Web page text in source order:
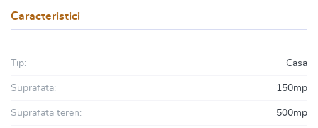
Caracteristici
Tip: Casa
Suprafata: 150mp
Suprafata teren: 500mp